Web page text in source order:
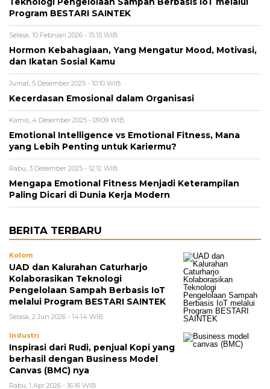
Program BESTARI SAINTEK
Selasa, 10 Februari 2026 - 15:15 WIB
Hormon Kebahagiaan, Yang Mengatur Mood, Motivasi,
dan Ikatan Sosial Kamu
Jumat, 5 Desember 2025 - 10:10 WIB
Kecerdasan Emosional dalam Organisasi
Kamis, 4 Desember 2025 - 09:09 WIB
Emotional Intelligence vs Emotional Fitness, Mana
yang Lebih Penting untuk Kariermu?
Rabu, 3 Desember 2025 - 12:12 WIB
Mengapa Emotional Fitness Menjadi Keterampilan
Paling Dicari di Dunia Kerja Modern
BERITA TERBARU
Kolom
UAD dan Kalurahan Caturharjo
Kolaborasikan Teknologi
Pengelolaan Sampah Berbasis IoT
melalui Program BESTARI SAINTEK
Selasa, 2 Jun 2026 - 14:14 WIB
Industri
Inspirasi dari Rudi, penjual Kopi yang
berhasil dengan Business Model
Canvas (BMC) nya
Rabu, 1 Apr 2026 - 16:16 WIB